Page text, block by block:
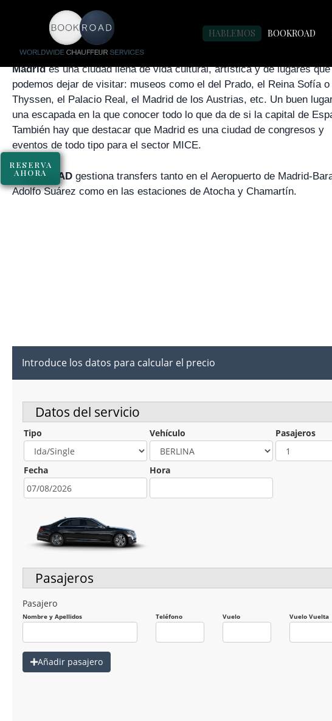
HABLEMOS BOOKROAD
RESERVA
AHORA
TRASLADOS
Madrides una ciudad llena de vida cultural, artística y de lugares que
podemos dejar de visitar: museos como el del Prado, el Reina Sofía o
Thyssen, el Palacio Real, el Madrid de los Austrias, etc. Un buen
una escapada en la que conocer todo lo que da de si la capital de
También hay que destacar que Madrid es una ciudad de congresos y
eventos de todo tipo para el sector MICE.
BOOKROAD gestiona transfers tanto en el Aeropuerto de Madrid-
Adolfo Suárez como en las estaciones de Atocha y Chamartín.